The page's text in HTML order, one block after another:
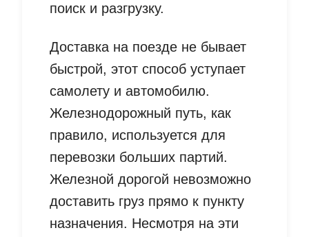
поиск и разгрузку.
Доставка на поезде не бывает
быстрой, этот способ уступает
самолету и автомобилю.
Железнодорожный путь, как
правило, используется для
перевозки больших партий.
Железной дорогой невозможно
доставить груз прямо к пункту
назначения. Несмотря на эти